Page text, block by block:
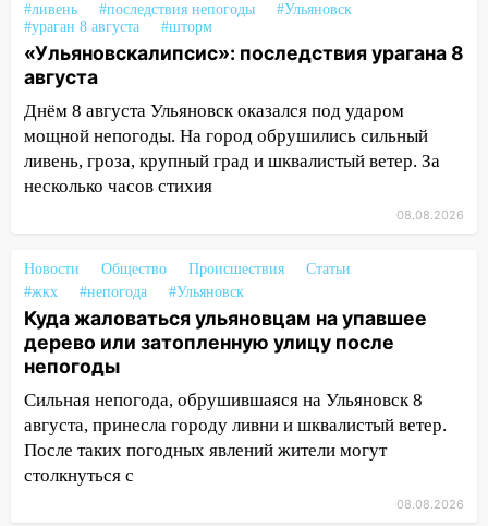
15:04 Фоторепортаж с улиц Ульяновска
после шторма: поваленные деревья и
затопленные улицы
14:28 Ураган вырвал остановку на улице
Деева в Заволжье
14:26 Жители Ульяновска сами
14:16
Шторм продолжает ломать город:
на улице Любови Шевцовой рухнул
светофор
14:14 Студента из Ульяновска обманули
мошенники под видом преподавателя
14:12 Куда жаловаться ульяновцам на
упавшее дерево или затопленную улицу
после непогоды
#ливень
#последствия непогоды
#Ульяновск
#ураган 8 августа
#шторм
«Ульяновскалипсис»: последствия урагана 8
августа
Днём 8 августа Ульяновск оказался под ударом
мощной непогоды. На город обрушились сильный
ливень, гроза, крупный град и шквалистый ветер. За
несколько часов стихия
08.08.2026
Новости Общество Происшествия
Статьи
#жкх
#непогода #Ульяновск
Куда жаловаться ульяновцам на упавшее
дерево или затопленную улицу после
непогоды
Сильная непогода, обрушившаяся на Ульяновск 8
августа, принесла городу ливни и шквалистый ветер.
После таких погодных явлений жители могут
столкнуться с
08.08.2026